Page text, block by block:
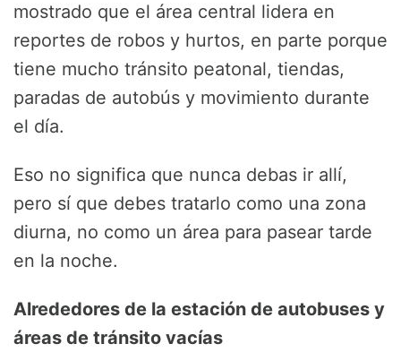
mostrado que el área central lidera en
reportes de robos y hurtos, en parte porque
tiene mucho tránsito peatonal, tiendas,
paradas de autobús y movimiento durante
el día.
Eso no significa que nunca debas ir allí,
pero sí que debes tratarlo como una zona
diurna, no como un área para pasear tarde
en la noche.
Alrededores de la estación de autobuses y
áreas de tránsito vacías